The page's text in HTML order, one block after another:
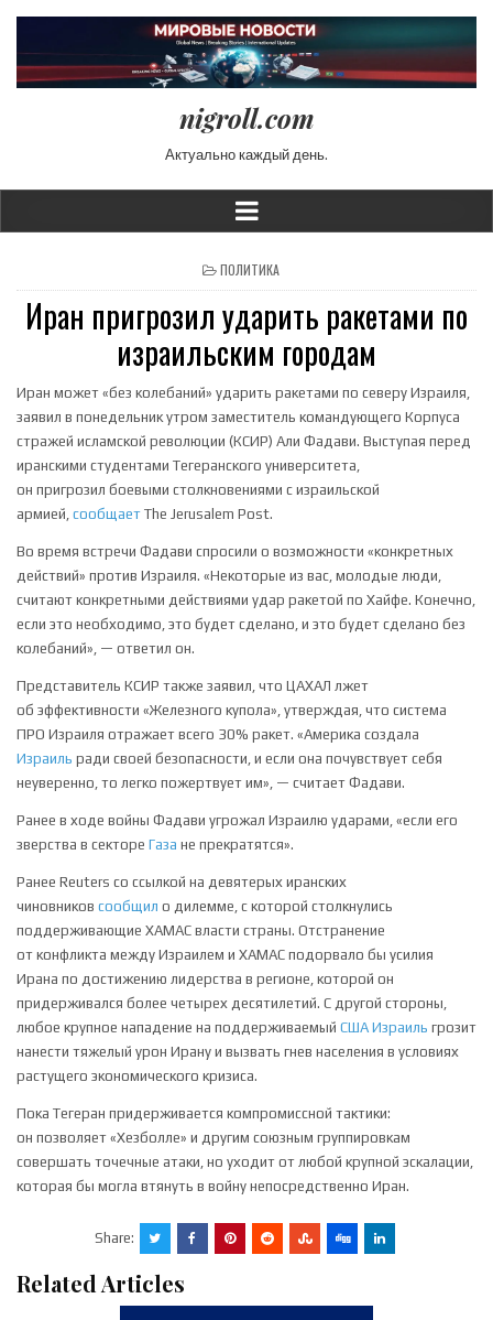
nigroll.com
Актуально каждый день.
POSTED IN
ПОЛИТИКА
Иран пригрозил ударить ракетами по
израильским городам
Иран может «без колебаний» ударить ракетами по северу Израиля,
заявил в понедельник утром заместитель командующего Корпуса
стражей исламской революции (КСИР) Али Фадави. Выступая перед
иранскими студентами Тегеранского университета,
он пригрозил боевыми столкновениями с израильской
армией, сообщает The Jerusalem Post.
Во время встречи Фадави спросили о возможности «конкретных
действий» против Израиля. «Некоторые из вас, молодые люди,
считают конкретными действиями удар ракетой по Хайфе. Конечно,
если это необходимо, это будет сделано, и это будет сделано без
колебаний», — ответил он.
Представитель КСИР также заявил, что ЦАХАЛ лжет
об эффективности «Железного купола», утверждая, что система
ПРО Израиля отражает всего 30% ракет. «Америка создала
Израиль ради своей безопасности, и если она почувствует себя
неуверенно, то легко пожертвует им», — считает Фадави.
Ранее в ходе войны Фадави угрожал Израилю ударами, «если его
зверства в секторе Газа не прекратятся».
Ранее Reuters со ссылкой на девятерых иранских
чиновников сообщил о дилемме, с которой столкнулись
поддерживающие ХАМАС власти страны. Отстранение
от конфликта между Израилем и ХАМАС подорвало бы усилия
Ирана по достижению лидерства в регионе, которой он
придерживался более четырех десятилетий. С другой стороны,
любое крупное нападение на поддерживаемый США Израиль грозит
нанести тяжелый урон Ирану и вызвать гнев населения в условиях
растущего экономического кризиса.
Пока Тегеран придерживается компромиссной тактики:
он позволяет «Хезболле» и другим союзным группировкам
совершать точечные атаки, но уходит от любой крупной эскалации,
которая бы могла втянуть в войну непосредственно Иран.
Share:
Related Articles